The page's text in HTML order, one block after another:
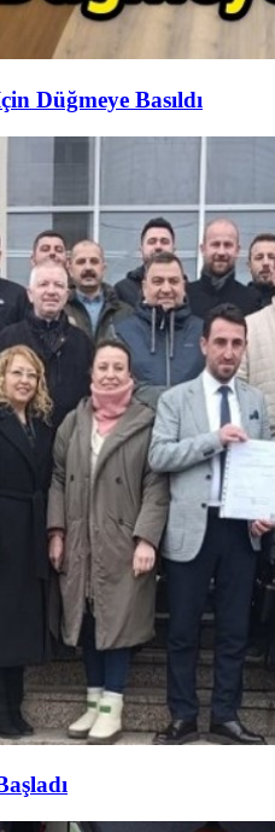
Düğmeye Basıldı